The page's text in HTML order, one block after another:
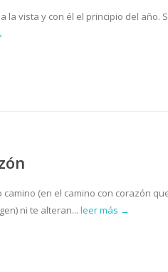
la vista y con él el principio del
(en el camino con corazón
ni te alteran... leer más →